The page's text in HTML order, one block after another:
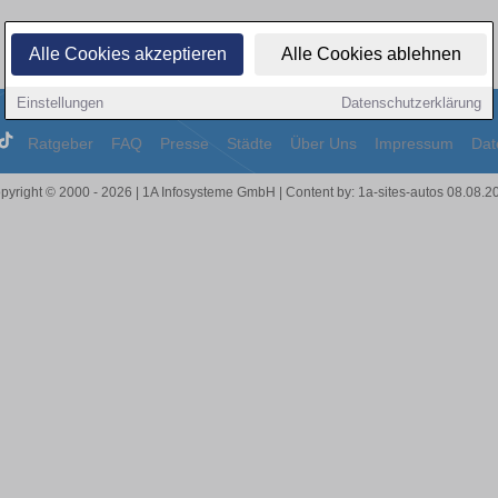
Alle Cookies akzeptieren Alle Cookies ablehnen
Einstellungen Datenschutzerklärung
Ratgeber FAQ Presse Städte Über Uns Impressum
© 2000 - 2026 | 1A Infosysteme GmbH | Content by: 1a-sites-autos